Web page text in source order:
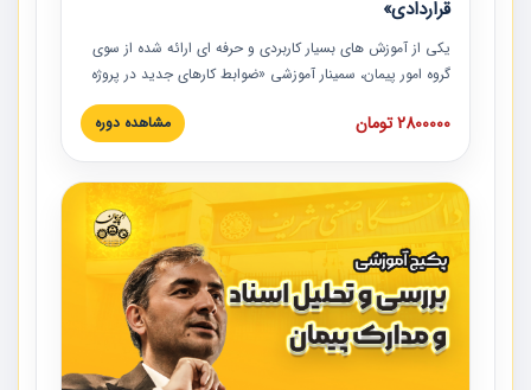
قراردادی»
یکی از آموزش‏‏‏‏‏‏ های بسیار کاربردی و حرفه‏ ای ارائه شده از سوی
گروه امور پیمان، سمینار آموزشی «ضوابط کارهای جدید در پروژه
های عمرانی» چالش ها، تخلفات و راه حل ها با نگرش قراردادی
است که در محل سندیکای شرکت های ساختمانی کشور ارائه شد.
مدارک پیمان به همراه تجربیات عملی ارائه شده است.
2800000 تومان مشاهده دوره